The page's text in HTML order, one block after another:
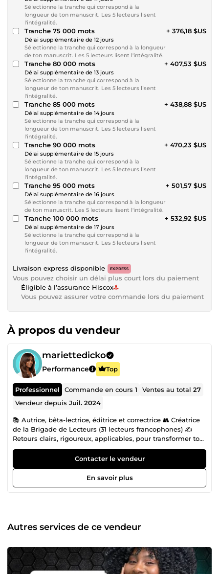
Sélectionne la tranche qui correspond à la
longueur de ton manuscrit. Les 5 lecteurs lisent
l'intégralité.
Tranche 75 000 mots
Délai supplémentaire de 12 jours
Sélectionne la tranche qui correspond à la longueur
de ton manuscrit. Les 5 lecteurs lisent l'intégralité.
+ 376,18 $US
Tranche 80 000 mots
Délai supplémentaire de 13 jours
Sélectionne la tranche qui correspond à la
longueur de ton manuscrit. Les 5 lecteurs lisent
l'intégralité.
+ 407,53 $US
Tranche 85 000 mots
Délai supplémentaire de 14 jours
Sélectionne la tranche qui correspond à la
longueur de ton manuscrit. Les 5 lecteurs lisent
l'intégralité.
+ 438,88 $US
Tranche 90 000 mots
Délai supplémentaire de 15 jours
Sélectionne la tranche qui correspond à la
longueur de ton manuscrit. Les 5 lecteurs lisent
l'intégralité.
+ 470,23 $US
Tranche 95 000 mots
Délai supplémentaire de 16 jours
Sélectionne la tranche qui correspond à la longueur
de ton manuscrit. Les 5 lecteurs lisent l'intégralité.
+ 501,57 $US
Tranche 100 000 mots
Délai supplémentaire de 17 jours
Sélectionne la tranche qui correspond à la
longueur de ton manuscrit. Les 5 lecteurs lisent
l'intégralité.
+ 532,92 $US
Livraison express disponible EXPRESS
Vous pouvez choisir un délai plus court lors du paiement
Éligible à l’assurance Hiscox
Vous pouvez assurer votre commande lors du paiement
À propos du vendeur
mariettedicko
Performance Top
Professionnel Commande en cours1 Ventes au total27
Vendeur depuisJuil. 2024
📚 Autrice, bêta-lectrice, éditrice et correctrice 👥 Créatrice
de la Brigade de Lecteurs (31 lecteurs francophones) ✍️
Retours clairs, rigoureux, applicables, pour transformer ton
manuscrit en lecture fluide et captivante. J’accompagne
les auteurs et autrices selon leurs besoins, du premier jet à
la version prête à être envoyée. Mon objectif est simple : te
faire gagner du temps, t’éviter l’édition à l’aveugle, et
t’aider à renforcer ton texte sans te noyer dans la
Contacter le vendeur
En savoir plus
Autres services de ce vendeur